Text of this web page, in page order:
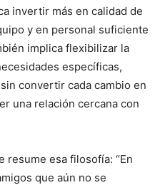
invertir más en calidad de
y en personal suficiente
implica flexibilizar la
específicas,
convertir cada cambio en
una relación cercana con
resume esa filosofía: “En
que aún no se